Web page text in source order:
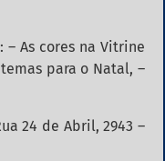
As cores na Vitrine
para o Natal, –
24 de Abril, 2943 –